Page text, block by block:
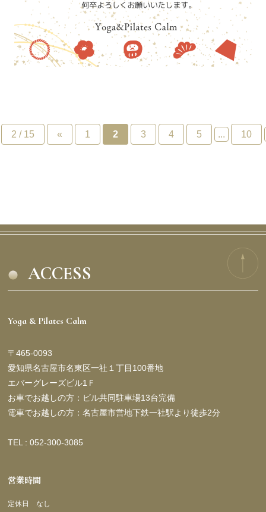
2 / 15 « 1 2 3 4 5 ... 10
ACCESS
Yoga & Pilates Calm
〒465-0093
愛知県名古屋市名東区一社１丁目100番地
エバーグレーズビル1Ｆ
お車でお越しの方：ビル共同駐車場13台完備
電車でお越しの方：名古屋市営地下鉄一社駅より徒歩2分
TEL : 052-300-3085
営業時間
定休日 なし